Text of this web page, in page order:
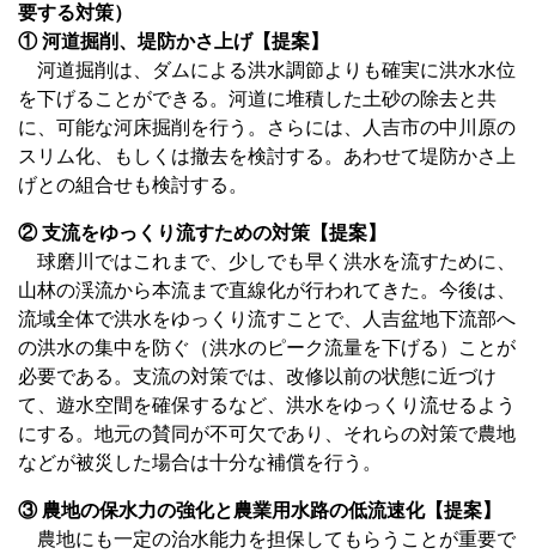
要する対策）
① 河道掘削、堤防かさ上げ【提案】
河道掘削は、ダムによる洪水調節よりも確実に洪水水位
を下げることができる。河道に堆積した土砂の除去と共
に、可能な河床掘削を行う。さらには、人吉市の中川原の
スリム化、もしくは撤去を検討する。あわせて堤防かさ上
げとの組合せも検討する。
② 支流をゆっくり流すための対策【提案】
球磨川ではこれまで、少しでも早く洪水を流すために、
山林の渓流から本流まで直線化が行われてきた。今後は、
流域全体で洪水をゆっくり流すことで、人吉盆地下流部へ
の洪水の集中を防ぐ（洪水のピーク流量を下げる）ことが
必要である。支流の対策では、改修以前の状態に近づけ
て、遊水空間を確保するなど、洪水をゆっくり流せるよう
にする。地元の賛同が不可欠であり、それらの対策で農地
などが被災した場合は十分な補償を行う。
③ 農地の保水力の強化と農業用水路の低流速化【提案】
農地にも一定の治水能力を担保してもらうことが重要で